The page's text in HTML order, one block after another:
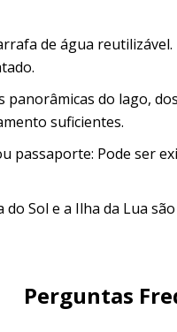
de água
panorâmicas do lago,
suficientes.
passaporte: Pode ser
Sol e a Ilha da Lua
Perguntas